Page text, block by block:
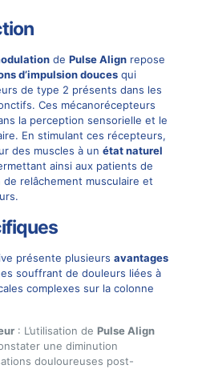
de Pulse Alignrepose
d’impulsion doucesqui
de type 2 présents dans les
Ces mécanorécepteurs
la perception sensorielle et le
En stimulant ces récepteurs,
des muscles à un état naturel
ainsi aux patients de
de relâchement musculaire et
présente plusieurs avantages
souffrant de douleurs liées à
complexes sur la colonne
: L’utilisation de Pulse Align
une diminution
douloureuses post-